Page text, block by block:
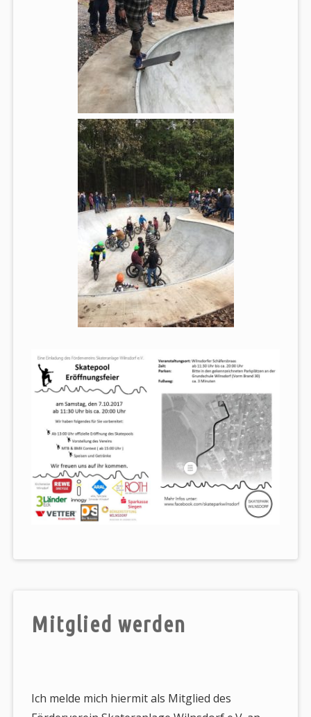
Mitglied werden
Ich melde mich hiermit als Mitglied des